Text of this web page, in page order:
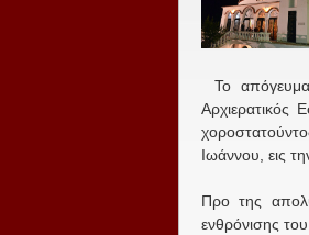
Το
Αρχιερατικός
Ιωάννου, εις
Προ της
ενθρόνισης